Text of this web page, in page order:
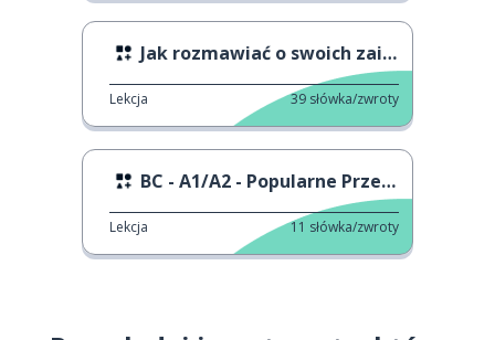
Jak rozmawiać o swoich zainteresowaniach
Lekcja 39 słówka/zwroty
BC - A1/A2 - Popularne Przedmioty
Lekcja 11 słówka/zwroty